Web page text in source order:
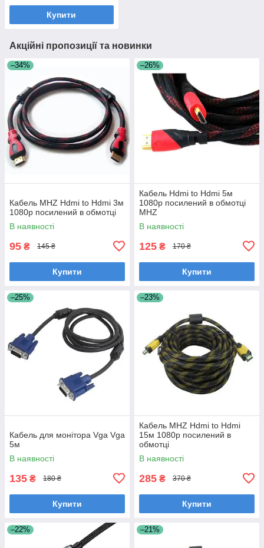
Купити
Акційні пропозиції та новинки
–34%
Кабель MHZ Hdmi to Hdmi 3м
1080p посилений в обмотці
В наявності
95 ₴ 145 ₴
Купити
–26%
Кабель Hdmi to Hdmi 5м
1080p посилений в обмотці
MHZ
В наявності
125 ₴ 170 ₴
Купити
–25%
Кабель для монітора Vga Vga
5м
В наявності
135 ₴ 180 ₴
Купити
–23%
Кабель MHZ Hdmi to Hdmi
15м 1080p посилений в
обмотці
В наявності
285 ₴ 370 ₴
Купити
–22% –21%